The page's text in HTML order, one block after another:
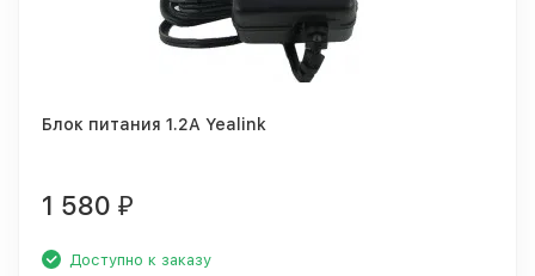
Блок питания 1.2A Yealink
1 580 ₽
Доступно к заказу